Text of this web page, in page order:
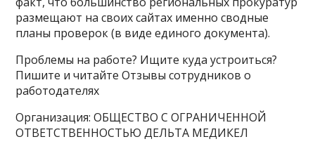
размещают на своих сайтах именно сводные
планы проверок (в виде единого документа).
Проблемы на работе? Ищите куда устроиться?
Пишите и читайте Отзывы сотрудников о
работодателях
Организация: ОБЩЕСТВО С ОГРАНИЧЕННОЙ
ОТВЕТСТВЕННОСТЬЮ ДЕЛЬТА МЕДИКЕЛ